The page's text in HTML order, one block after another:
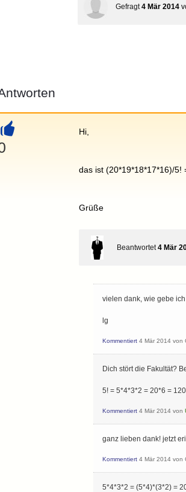
Gefragt 4 Mär 2014
+
Hi,
das ist (20*19*18*17*16)/5!
Grüße
Beantwortet 4 Mär
vielen dank, wie gebe
lg
Kommentiert 4 Mär 2014 von
Dich stört die Fakultät?
5! = 5*4*3*2 = 20*6 = 120
Kommentiert 4 Mär 2014 von
ganz lieben dank! jetzt
Kommentiert 4 Mär 2014 von
5*4*3*2 = (5*4)*(3*2) =